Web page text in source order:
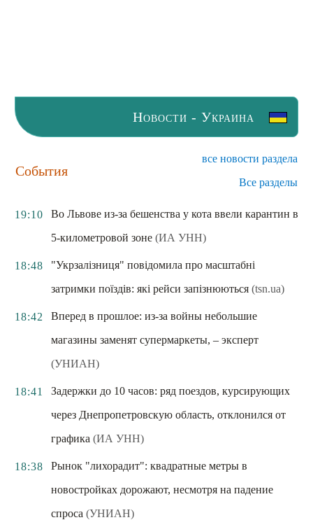
Новости - Украина
События
все новости раздела
Все разделы
19:10
Во Львове из-за бешенства у кота ввели карантин в
5-километровой зоне (ИА УНН)
18:48
"Укрзалізниця" повідомила про масштабні
затримки поїздів: які рейси запізнюються (tsn.ua)
18:42
Вперед в прошлое: из-за войны небольшие
магазины заменят супермаркеты, – эксперт
(УНИАН)
18:41
Задержки до 10 часов: ряд поездов, курсирующих
через Днепропетровскую область, отклонился от
графика (ИА УНН)
18:38
Рынок "лихорадит": квадратные метры в
новостройках дорожают, несмотря на падение
спроса (УНИАН)